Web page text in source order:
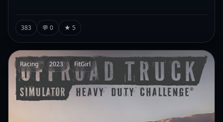
383 💬 0 ★ 5
Racing 2023 FitGirl